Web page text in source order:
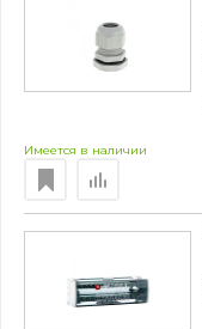
Имеется в наличии